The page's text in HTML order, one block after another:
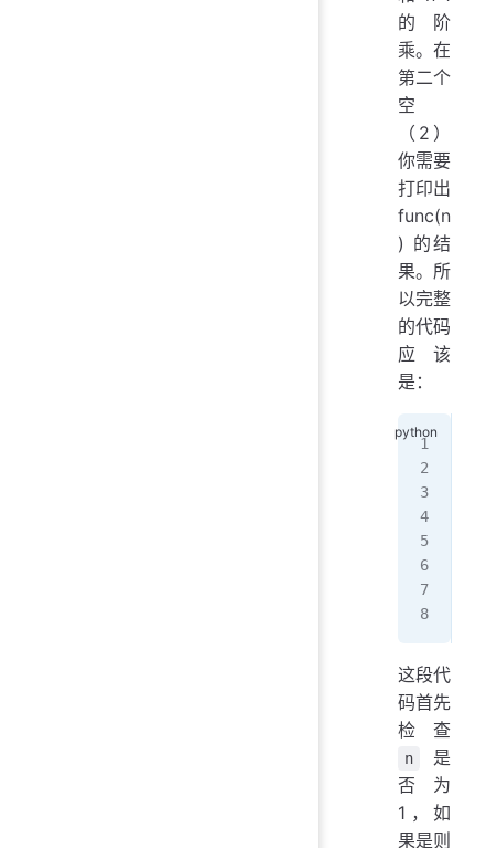
的阶
乘。在
第二个
空
（2）
你需要
打印出
func(n
) 的结
果。所
以完整
的代码
应该
是：
这段代
码首先
检查
n
是
否为
1，如
果是则